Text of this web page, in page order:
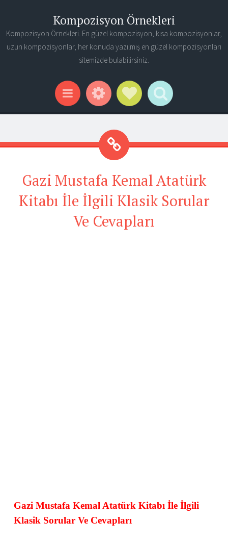
Kompozisyon Örnekleri
Kompozisyon Örnekleri. En güzel kompozisyon, kısa kompozisyonlar,
uzun kompozisyonlar, her konuda yazılmış en güzel kompozisyonları
sitemizde bulabilirsiniz.
Menu WidgetsSocial Links
Search
Gazi Mustafa Kemal Atatürk
Kitabı İle İlgili Klasik Sorular
Ve Cevapları
Gazi Mustafa Kemal Atatürk Kitabı İle İlgili
Klasik Sorular Ve Cevapları